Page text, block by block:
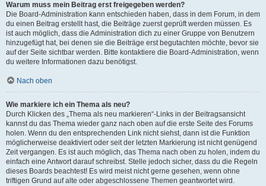
Warum muss mein Beitrag erst freigegeben werden?
Die Board-Administration kann entschieden haben, dass in dem Forum, in dem
du einen Beitrag erstellt hast, die Beiträge zuerst geprüft werden müssen. Es
ist auch möglich, dass die Administration dich zu einer Gruppe von Benutzern
hinzugefügt hat, bei denen sie die Beiträge erst begutachten möchte, bevor sie
auf der Seite sichtbar werden. Bitte kontaktiere die Board-Administration, wenn
du weitere Informationen dazu benötigst.
Nach oben
Wie markiere ich ein Thema als neu?
Durch Klicken des „Thema als neu markieren“-Links in der Beitragsansicht
kannst du das Thema wieder ganz nach oben auf die erste Seite des Forums
holen. Wenn du den entsprechenden Link nicht siehst, dann ist die Funktion
möglicherweise deaktiviert oder seit der letzten Markierung ist nicht genügend
Zeit vergangen. Es ist auch möglich, das Thema nach oben zu holen, indem du
einfach eine Antwort darauf schreibst. Stelle jedoch sicher, dass du die Regeln
dieses Boards beachtest! Es wird meist nicht gerne gesehen, wenn ohne
triftigen Grund auf alte oder abgeschlossene Themen geantwortet wird.